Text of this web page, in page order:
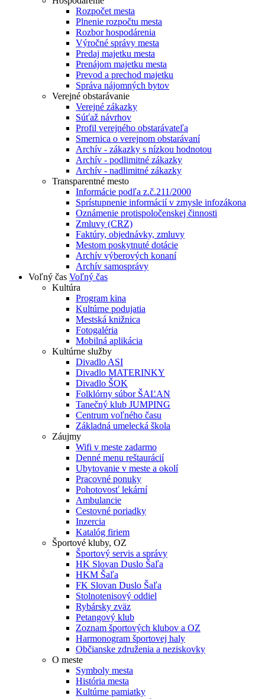
Rozpočet mesta
Plnenie rozpočtu mesta
Rozbor hospodárenia
Výročné správy mesta
Predaj majetku mesta
Prenájom majetku mesta
Prevod a prechod majetku
Správa nájomných bytov
Verejné obstarávanie
Verejné zákazky
Súťaž návrhov
Profil verejného obstarávateľa
Smernica o verejnom obstarávaní
Archív - zákazky s nízkou hodnotou
Archív - podlimitné zákazky
Archív - nadlimitné zákazky
Transparentné mesto
Informácie podľa z.č.211/2000
Sprístupnenie informácií v zmysle infozákona
Oznámenie protispoločenskej činnosti
Zmluvy (CRZ)
Faktúry, objednávky, zmluvy
Mestom poskytnuté dotácie
Archív výberových konaní
Archív samosprávy
Voľný čas Voľný čas
Kultúra
Program kina
Kultúrne podujatia
Mestská knižnica
Fotogaléria
Mobilná aplikácia
Kultúrne služby
Divadlo ASI
Divadlo MATERINKY
Divadlo ŠOK
Folklórny súbor ŠAĽAN
Tanečný klub JUMPING
Centrum voľného času
Základná umelecká škola
Záujmy
Wifi v meste zadarmo
Denné menu reštaurácií
Ubytovanie v meste a okolí
Pracovné ponuky
Pohotovosť lekární
Ambulancie
Cestovné poriadky
Inzercia
Katalóg firiem
Športové kluby, OZ
Športový servis a správy
HK Slovan Duslo Šaľa
HKM Šaľa
FK Slovan Duslo Šaľa
Stolnotenisový oddiel
Rybársky zväz
Petangový klub
Zoznam športových klubov a OZ
Harmonogram športovej haly
Občianske združenia a neziskovky
O meste
Symboly mesta
História mesta
Kultúrne pamiatky